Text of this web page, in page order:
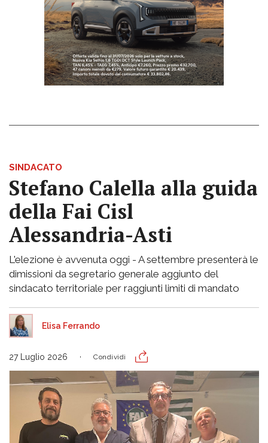
SINDACATO
Stefano Calella alla guida
della Fai Cisl
Alessandria-Asti
L'elezione è avvenuta oggi - A settembre presenterà le
dimissioni da segretario generale aggiunto del
sindacato territoriale per raggiunti limiti di mandato
Elisa Ferrando
27 Luglio 2026 Condividi